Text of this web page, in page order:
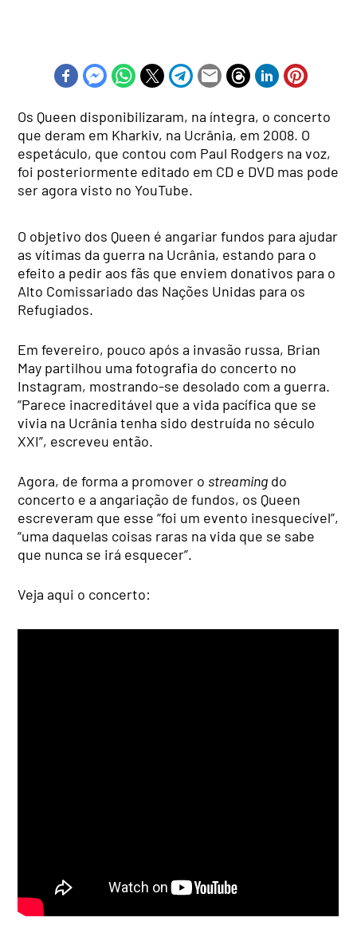
Os Queen disponibilizaram, na íntegra, o concerto
que deram em Kharkiv, na Ucrânia, em 2008. O
espetáculo, que contou com Paul Rodgers na voz,
foi posteriormente editado em CD e DVD mas pode
ser agora visto no YouTube.
O objetivo dos Queen é angariar fundos para ajudar
as vítimas da guerra na Ucrânia, estando para o
efeito a pedir aos fãs que enviem donativos para o
Alto Comissariado das Nações Unidas para os
Refugiados.
Em fevereiro, pouco após a invasão russa, Brian
May partilhou uma fotografia do concerto no
Instagram, mostrando-se desolado com a guerra.
“Parece inacreditável que a vida pacífica que se
vivia na Ucrânia tenha sido destruída no século
XXI”, escreveu então.
Agora, de forma a promover o streaming do
concerto e a angariação de fundos, os Queen
escreveram que esse “foi um evento inesquecível”,
“uma daquelas coisas raras na vida que se sabe
que nunca se irá esquecer”.
Veja aqui o concerto: